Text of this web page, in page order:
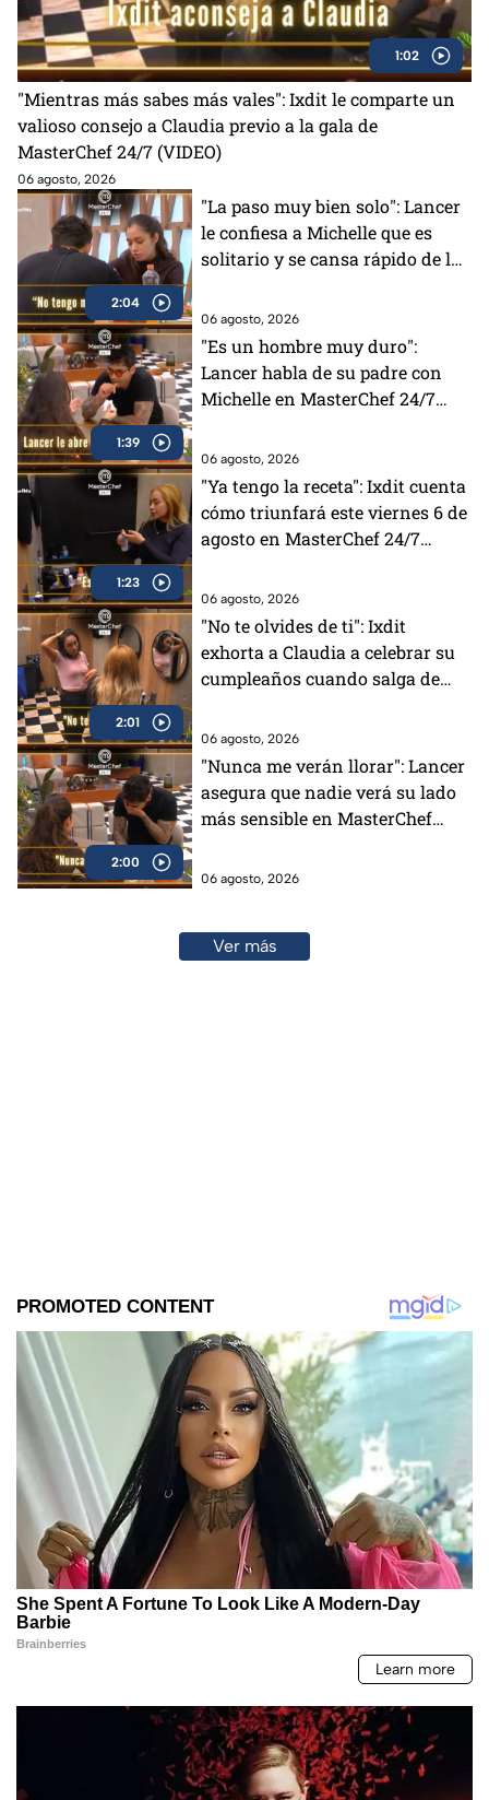
1:02
"Mientras más sabes más vales": Ixdit le comparte un
valioso consejo a Claudia previo a la gala de
MasterChef 24/7 (VIDEO)
06 agosto, 2026
2:04
"La paso muy bien solo": Lancer
le confiesa a Michelle que es
solitario y se cansa rápido de la
06 agosto, 2026
1:39
"Es un hombre muy duro":
Lancer habla de su padre con
Michelle en MasterChef 24/7
06 agosto, 2026
1:23
"Ya tengo la receta": Ixdit cuenta
cómo triunfará este viernes 6 de
agosto en MasterChef 24/7
06 agosto, 2026
2:01
"No te olvides de ti": Ixdit
exhorta a Claudia a celebrar su
cumpleaños cuando salga de
06 agosto, 2026
2:00
"Nunca me verán llorar": Lancer
asegura que nadie verá su lado
más sensible en MasterChef
06 agosto, 2026
Ver más